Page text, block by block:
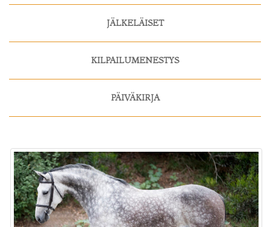
JÄLKELÄISET
KILPAILUMENESTYS
PÄIVÄKIRJA